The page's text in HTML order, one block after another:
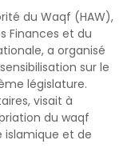
du Waqf (HAW),
Finances et du
a organisé
sur le
législature.
visait à
du waqf
et de